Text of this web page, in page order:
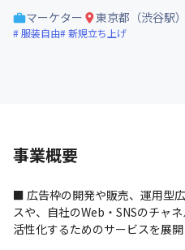
マーケター 東京都（渋谷駅）
服装自由 新規立ち上げ
事業概要
■ 広告枠の開発や販売、運用型
スや、自社のWeb・SNSのチャ
活性化するためのサービスを展